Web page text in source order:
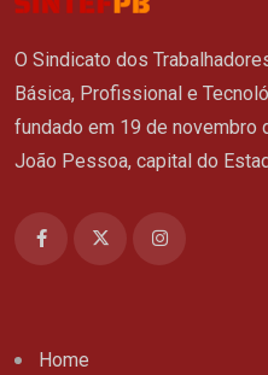
O Sindicato dos
Básica, Profissional e
fundado em 19 de novembro
João Pessoa, capital do
Home